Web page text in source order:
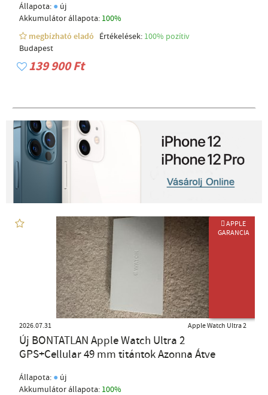
Állapota: ● új
Akkumulátor állapota: 100%
megbízható eladó
Értékelések: 100% pozítiv
Budapest
139 900 Ft
 APPLE
GARANCIA
2026.07.31 Apple Watch Ultra 2
Új BONTATLAN Apple Watch Ultra 2
GPS+Cellular 49 mm titántok Azonna Átve
Állapota: ● új
Akkumulátor állapota: 100%